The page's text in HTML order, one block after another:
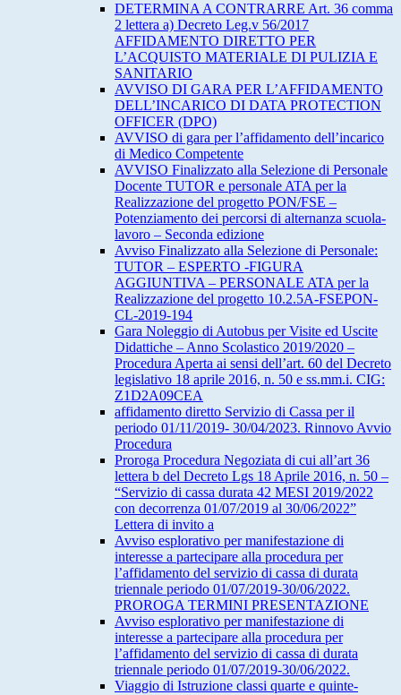
DETERMINA A CONTRARRE Art. 36 comma
2 lettera a) Decreto Leg.v 56/2017
AFFIDAMENTO DIRETTO PER
L’ACQUISTO MATERIALE DI PULIZIA E
SANITARIO
AVVISO DI GARA PER L’AFFIDAMENTO
DELL’INCARICO DI DATA PROTECTION
OFFICER (DPO)
AVVISO di gara per l’affidamento dell’incarico
di Medico Competente
AVVISO Finalizzato alla Selezione di Personale
Docente TUTOR e personale ATA per la
Realizzazione del progetto PON/FSE –
Potenziamento dei percorsi di alternanza scuola-
lavoro – Seconda edizione
Avviso Finalizzato alla Selezione di Personale:
TUTOR – ESPERTO -FIGURA
AGGIUNTIVA – PERSONALE ATA per la
Realizzazione del progetto 10.2.5A-FSEPON-
CL-2019-194
Gara Noleggio di Autobus per Visite ed Uscite
Didattiche – Anno Scolastico 2019/2020 –
Procedura Aperta ai sensi dell’art. 60 del Decreto
legislativo 18 aprile 2016, n. 50 e ss.mm.i. CIG:
Z1D2A09CEA
affidamento diretto Servizio di Cassa per il
periodo 01/11/2019- 30/04/2023. Rinnovo Avvio
Procedura
Proroga Procedura Negoziata di cui all’art 36
lettera b del Decreto Lgs 18 Aprile 2016, n. 50 –
“Servizio di cassa durata 42 MESI 2019/2022
con decorrenza 01/07/2019 al 30/06/2022”
Lettera di invito a
Avviso esplorativo per manifestazione di
interesse a partecipare alla procedura per
l’affidamento del servizio di cassa di durata
triennale periodo 01/07/2019-30/06/2022.
PROROGA TERMINI PRESENTAZIONE
Avviso esplorativo per manifestazione di
interesse a partecipare alla procedura per
l’affidamento del servizio di cassa di durata
triennale periodo 01/07/2019-30/06/2022.
Viaggio di Istruzione classi quarte e quinte-